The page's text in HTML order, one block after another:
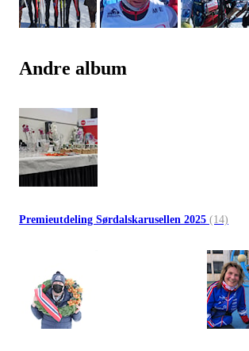
Andre album
Premieutdeling Sørdalskarusellen 2025 (14)